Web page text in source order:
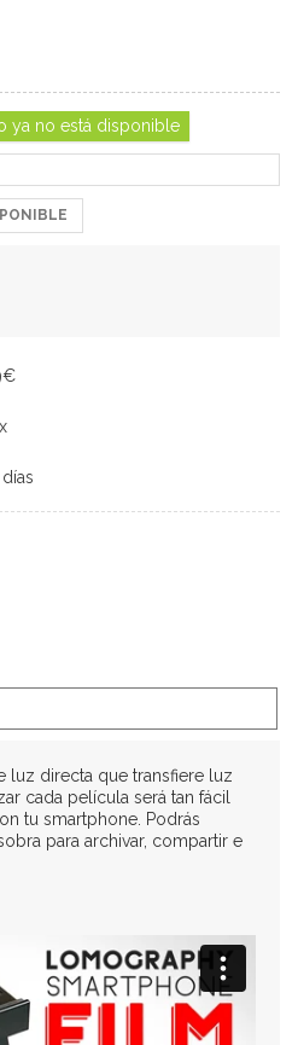
ya no está disponible
luz directa que transfiere luz
cada película será tan fácil
tu smartphone. Podrás
para archivar, compartir e
Smartphone Film Scanner